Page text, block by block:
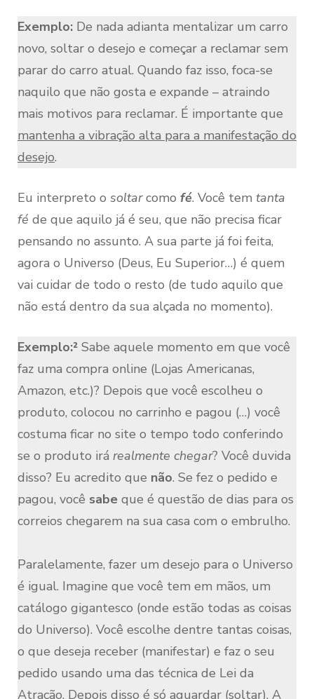
Exemplo: De nada adianta mentalizar um carro
novo, soltar o desejo e começar a reclamar sem
parar do carro atual. Quando faz isso, foca-se
naquilo que não gosta e expande – atraindo
mais motivos para reclamar. É importante que
mantenha a vibração alta para a manifestação do
desejo.
Eu interpreto o soltarcomo fé. Você tem tanta
fé de que aquilo já é seu, que não precisa ficar
pensando no assunto. A sua parte já foi feita,
agora o Universo (Deus, Eu Superior…) é quem
vai cuidar de todo o resto (de tudo aquilo que
não está dentro da sua alçada no momento).
Exemplo:² Sabe aquele momento em que você
faz uma compra online (Lojas Americanas,
Amazon, etc.)? Depois que você escolheu o
produto, colocou no carrinho e pagou (…) você
costuma ficar no site o tempo todo conferindo
se o produto irá realmente chegar? Você duvida
disso? Eu acredito que não. Se fez o pedido e
pagou, você sabe que é questão de dias para os
correios chegarem na sua casa com o embrulho.
Paralelamente, fazer um desejo para o Universo
é igual. Imagine que você tem em mãos, um
catálogo gigantesco (onde estão todas as coisas
do Universo). Você escolhe dentre tantas coisas,
o que deseja receber (manifestar) e faz o seu
pedido usando uma das técnica de Lei da
Atração. Depois disso é só aguardar (soltar). A